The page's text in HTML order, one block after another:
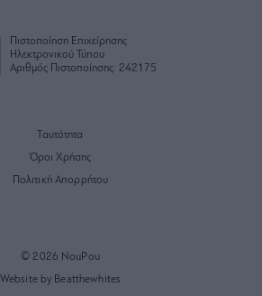
Πιστοποίηση Επιχείρησης
Ηλεκτρονικού Τύπου
Αριθμός Πιστοποίησης: 242175
Ταυτότητα
Όροι Χρήσης
Πολιτική Απορρήτου
© 2026 NouPou
Website by Beatthewhites